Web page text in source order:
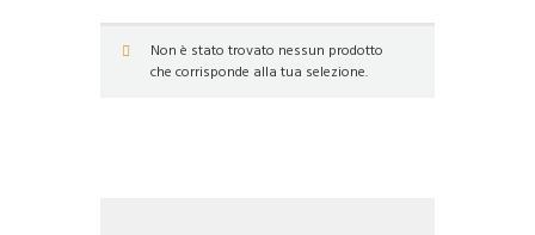
Non è stato trovato nessun prodotto
che corrisponde alla tua selezione.